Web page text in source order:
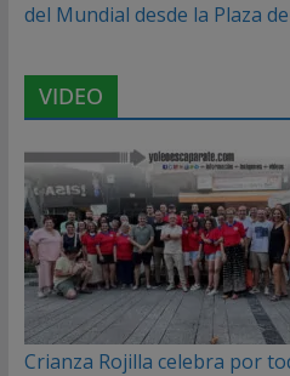
del Mundial desde la Plaza
VIDEO
Crianza Rojilla celebra por